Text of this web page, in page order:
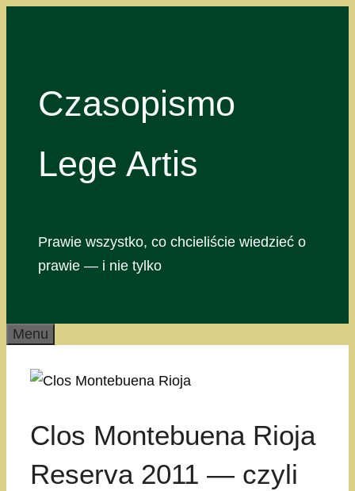
Czasopismo
Lege Artis
Prawie wszystko, co chcieliście wiedzieć o
prawie — i nie tylko
Menu
Clos Montebuena Rioja
Reserva 2011 — czyli